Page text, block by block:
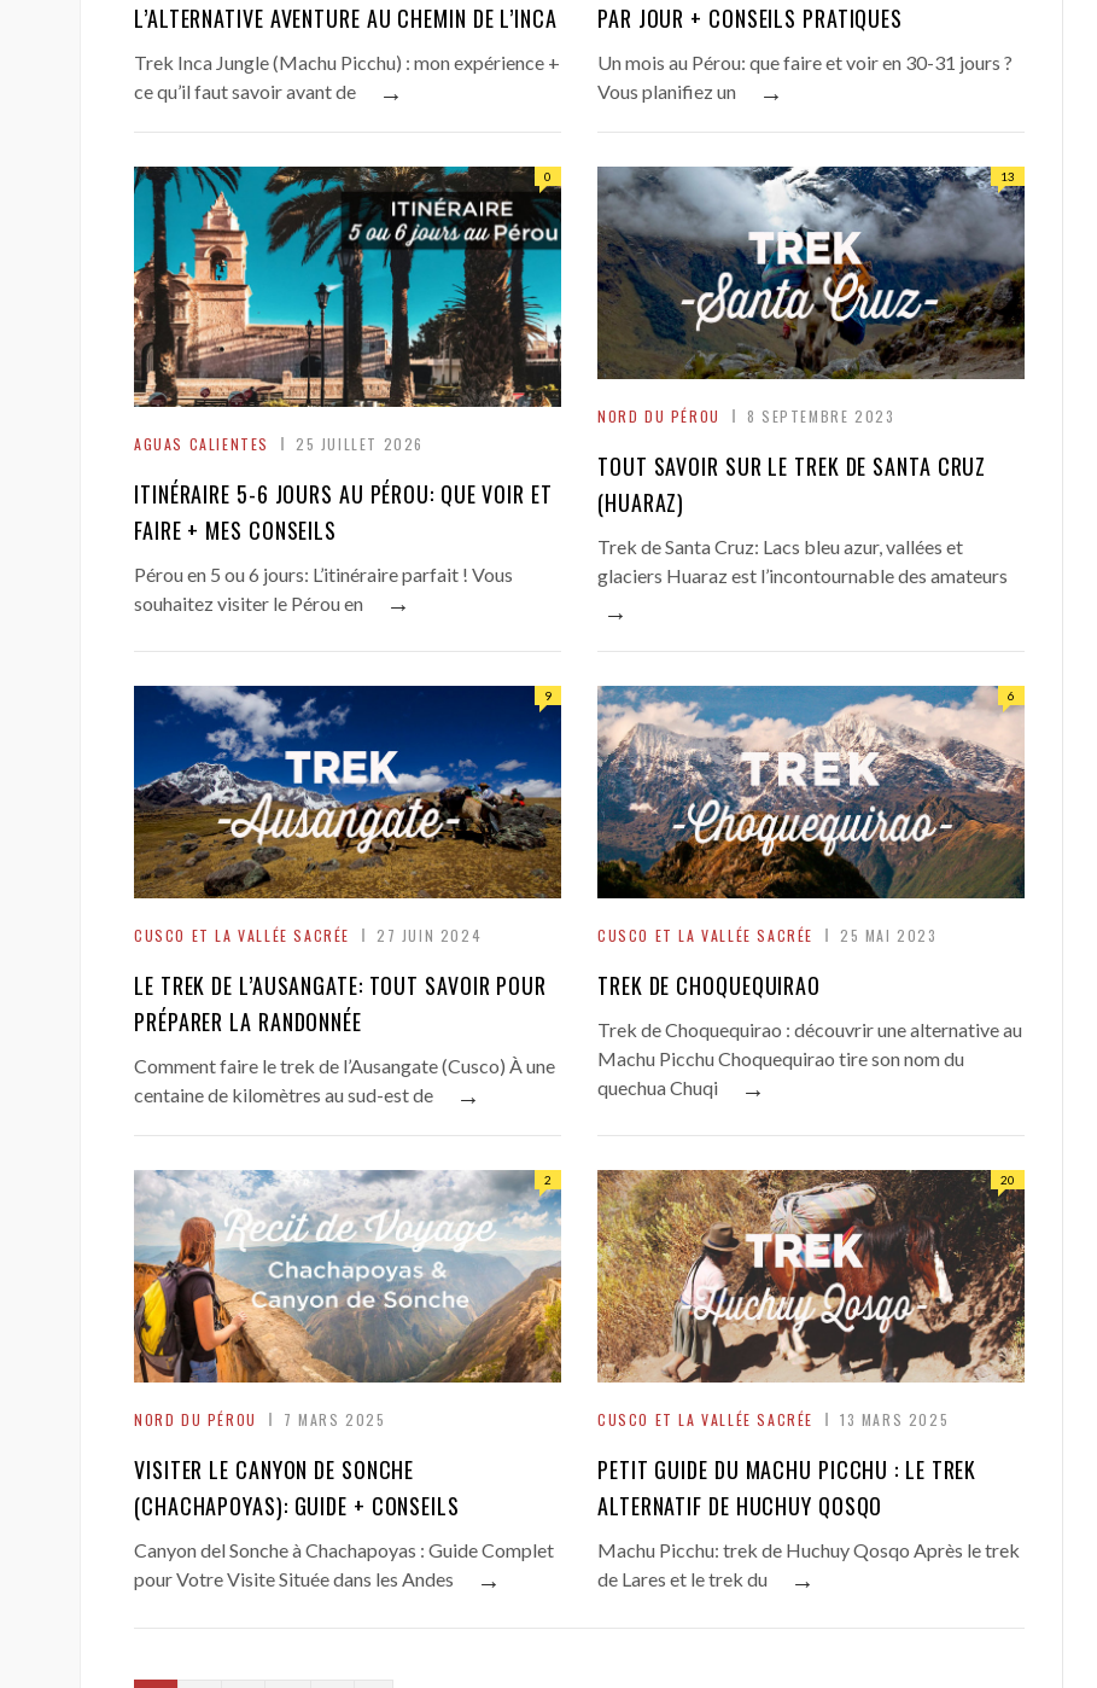
L’ALTERNATIVE AVENTURE AU CHEMIN DE L’INCA
Trek Inca Jungle (Machu Picchu) : mon expérience +
ce qu’il faut savoir avant de
→
PAR JOUR + CONSEILS PRATIQUES
Un mois au Pérou: que faire et voir en 30-31 jours ?
Vous planifiez un
→
AGUAS CALIENTES 25 JUILLET 2026
0
ITINÉRAIRE 5-6 JOURS AU PÉROU: QUE VOIR ET
FAIRE + MES CONSEILS
Pérou en 5 ou 6 jours: L’itinéraire parfait ! Vous
souhaitez visiter le Pérou en
→
NORD DU PÉROU 8 SEPTEMBRE 2023
13
TOUT SAVOIR SUR LE TREK DE SANTA CRUZ
(HUARAZ)
Trek de Santa Cruz: Lacs bleu azur, vallées et
glaciers Huaraz est l’incontournable des amateurs
→
CUSCO ET LA VALLÉE SACRÉE 27 JUIN 2024
9
LE TREK DE L’AUSANGATE: TOUT SAVOIR POUR
PRÉPARER LA RANDONNÉE
Comment faire le trek de l’Ausangate (Cusco) À une
centaine de kilomètres au sud-est de
→
CUSCO ET LA VALLÉE SACRÉE 25 MAI 2023
6
TREK DE CHOQUEQUIRAO
Trek de Choquequirao : découvrir une alternative au
Machu Picchu Choquequirao tire son nom du
quechua Chuqi
→
NORD DU PÉROU 7 MARS 2025
2
VISITER LE CANYON DE SONCHE
(CHACHAPOYAS): GUIDE + CONSEILS
Canyon del Sonche à Chachapoyas : Guide Complet
pour Votre Visite Située dans les Andes
→
CUSCO ET LA VALLÉE SACRÉE 13 MARS 2025
20
PETIT GUIDE DU MACHU PICCHU : LE TREK
ALTERNATIF DE HUCHUY QOSQO
Machu Picchu: trek de Huchuy Qosqo Après le trek
de Lares et le trek du
→